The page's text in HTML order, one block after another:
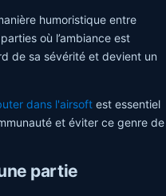
humoristique entre
où l’ambiance est
de sa sévérité et devient un
dans l'airsoft est essentiel
et éviter ce genre de
partie